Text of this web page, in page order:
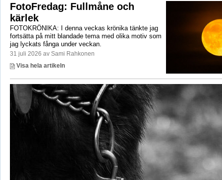
FotoFredag: Fullmåne och
kärlek
FOTOKRÖNIKA: I denna veckas krönika tänkte jag
fortsätta på mitt blandade tema med olika motiv som
jag lyckats fånga under veckan.
31 juli 2026 av Sami Rahkonen
Visa hela artikeln